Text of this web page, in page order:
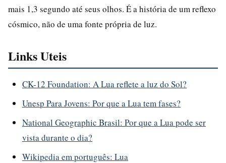
mais 1,3 segundo até seus olhos. É a história de um reflexo
cósmico, não de uma fonte própria de luz.
Links Uteis
CK-12 Foundation: A Lua reflete a luz do Sol?
Unesp Para Jovens: Por que a Lua tem fases?
National Geographic Brasil: Por que a Lua pode ser
vista durante o dia?
Wikipedia em português: Lua